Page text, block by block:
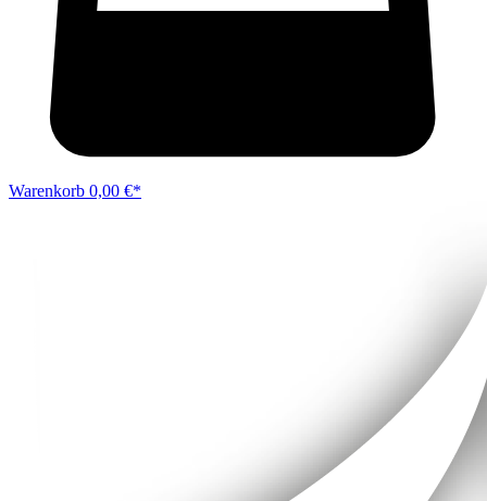
Warenkorb 0,00 €*